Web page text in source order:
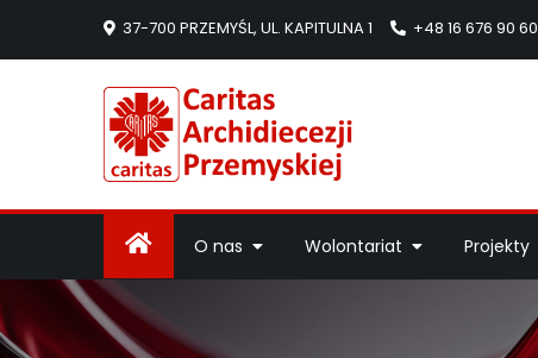
37-700 PRZEMYŚL, UL. KAPITULNA 1 +48 16 676 90 60
O nas Wolontariat Projekty